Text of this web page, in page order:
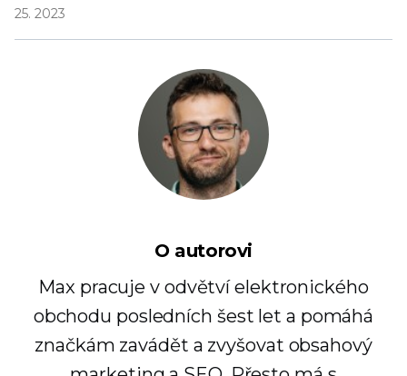
25. 2023
O autorovi
Max pracuje v odvětví elektronického
obchodu posledních šest let a pomáhá
značkám zavádět a zvyšovat obsahový